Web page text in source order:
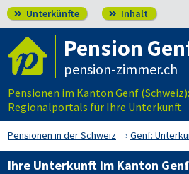
 Unterkünfte  Inhalt
Pension
pension-zimmer.ch
Pensionen im Kanton Genf
Regionalportals für Ihre Unterkunft
Pensionen in der Schweiz Genf:
Ihre Unterkunft im Kanton Genf